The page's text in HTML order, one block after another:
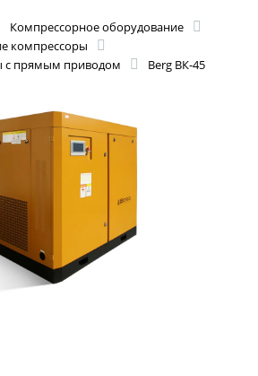
Компрессорное оборудование
компрессоры
с прямым приводом
Berg ВК-45